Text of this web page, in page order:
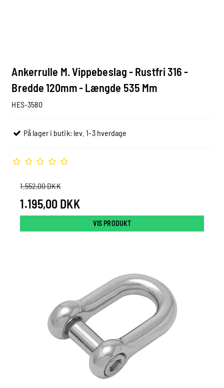
Ankerrulle M. Vippebeslag - Rustfri 316 -
Bredde 120mm - Længde 535 Mm
HES-3580
På lager i butik: lev. 1-3 hverdage
1.552,00 DKK
1.195,00 DKK
VIS PRODUKT